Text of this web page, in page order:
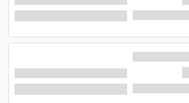
سمنان از ارائه خدمات و امکاناتی عالی
امکانات آن شامل خدمات خشک
شویی، خدمات خانه داری، پذیرش 24 ساعته، سالن
سرویس است. مسافران محترم